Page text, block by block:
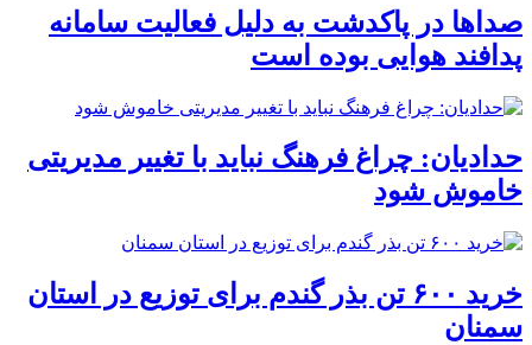
صداها در پاکدشت به دلیل فعالیت سامانه
پدافند هوایی بوده است
حدادیان: چراغ فرهنگ نباید با تغییر مدیریتی
خاموش شود
خرید ۶۰۰ تن بذر گندم برای توزیع در استان
سمنان